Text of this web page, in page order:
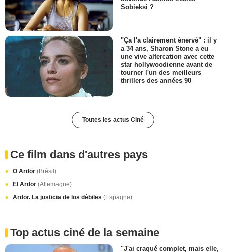
Sobieksi ?
"Ça l'a clairement énervé" : il y
a 34 ans, Sharon Stone a eu
une vive altercation avec cette
star hollywoodienne avant de
tourner l'un des meilleurs
thrillers des années 90
Toutes les actus Ciné
Ce film dans d'autres pays
O Ardor (Brésil)
El Ardor (Allemagne)
Ardor. La justicia de los débiles (Espagne)
Top actus ciné de la semaine
"J'ai craqué complet, mais elle,